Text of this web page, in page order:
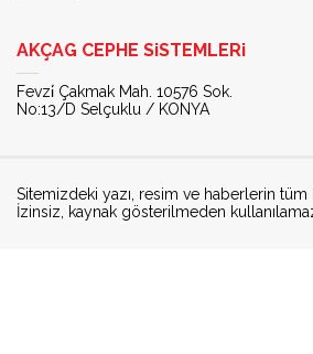
AKÇAG CEPHE SiSTEMLERi
Fevzi̇ Çakmak Mah. 10576 Sok.
No:13/D Selçuklu / KONYA
Sitemizdeki yazı, resim ve haberlerin tüm
İzinsiz, kaynak gösterilmeden